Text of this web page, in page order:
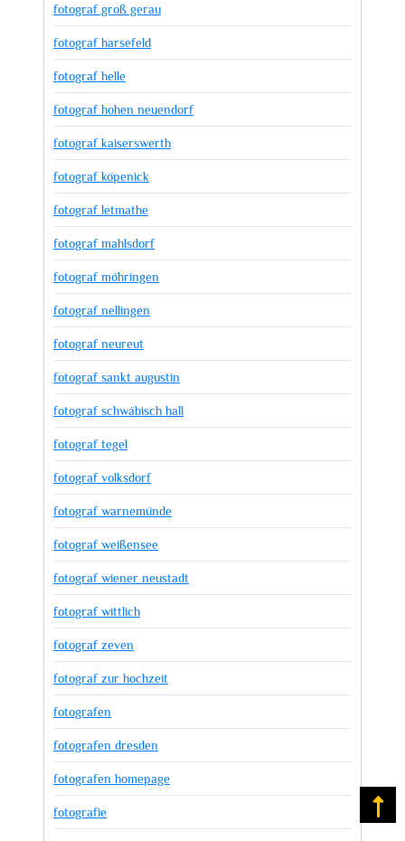
fotograf groß gerau
fotograf harsefeld
fotograf helle
fotograf hohen neuendorf
fotograf kaiserswerth
fotograf köpenick
fotograf letmathe
fotograf mahlsdorf
fotograf möhringen
fotograf nellingen
fotograf neureut
fotograf sankt augustin
fotograf schwäbisch hall
fotograf tegel
fotograf volksdorf
fotograf warnemünde
fotograf weißensee
fotograf wiener neustadt
fotograf wittlich
fotograf zeven
fotograf zur hochzeit
fotografen
fotografen dresden
fotografen homepage
fotografie